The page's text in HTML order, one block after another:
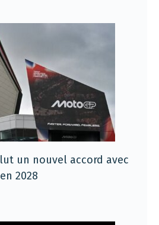
un nouvel accord avec
2028